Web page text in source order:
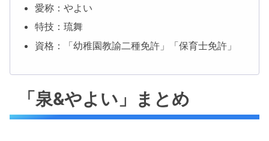
愛称：やよい
特技：琉舞
資格：「幼稚園教諭二種免許」「保育士免許」
「泉&やよい」まとめ